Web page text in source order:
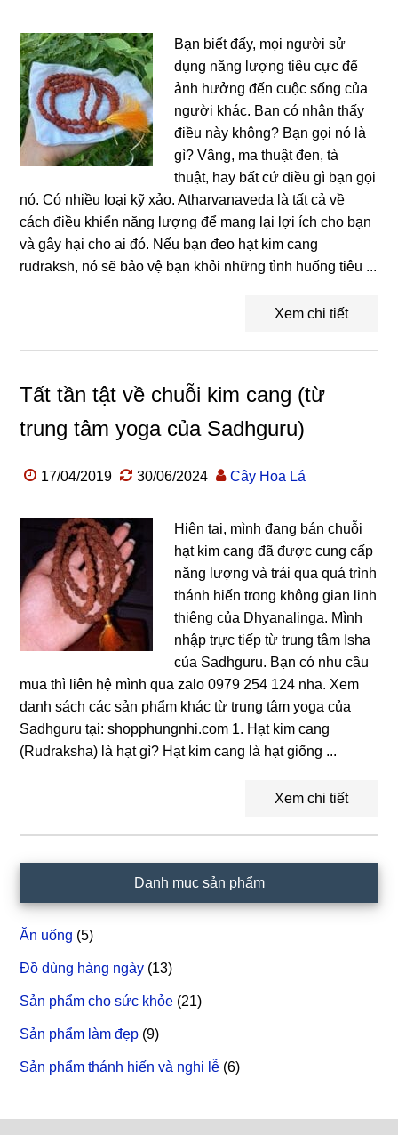
Bạn biết đấy, mọi người sử
dụng năng lượng tiêu cực để
ảnh hưởng đến cuộc sống của
người khác. Bạn có nhận thấy
điều này không? Bạn gọi nó là
gì? Vâng, ma thuật đen, tà
thuật, hay bất cứ điều gì bạn gọi
nó. Có nhiều loại kỹ xảo. Atharvanaveda là tất cả về
cách điều khiển năng lượng để mang lại lợi ích cho bạn
và gây hại cho ai đó. Nếu bạn đeo hạt kim cang
rudraksh, nó sẽ bảo vệ bạn khỏi những tình huống tiêu ...
Xem chi tiết
Tất tần tật về chuỗi kim cang (từ
trung tâm yoga của Sadhguru)
17/04/2019 30/06/2024 Cây Hoa Lá
Hiện tại, mình đang bán chuỗi
hạt kim cang đã được cung cấp
năng lượng và trải qua quá trình
thánh hiến trong không gian linh
thiêng của Dhyanalinga. Mình
nhập trực tiếp từ trung tâm Isha
của Sadhguru. Bạn có nhu cầu
mua thì liên hệ mình qua zalo 0979 254 124 nha. Xem
danh sách các sản phẩm khác từ trung tâm yoga của
Sadhguru tại: shopphungnhi.com 1. Hạt kim cang
(Rudraksha) là hạt gì? Hạt kim cang là hạt giống ...
Xem chi tiết
chính
Danh mục sản phẩm
Ăn uống (5)
Đồ dùng hàng ngày (13)
Sản phẩm cho sức khỏe (21)
Sản phẩm làm đẹp (9)
Sản phẩm thánh hiến và nghi lễ (6)